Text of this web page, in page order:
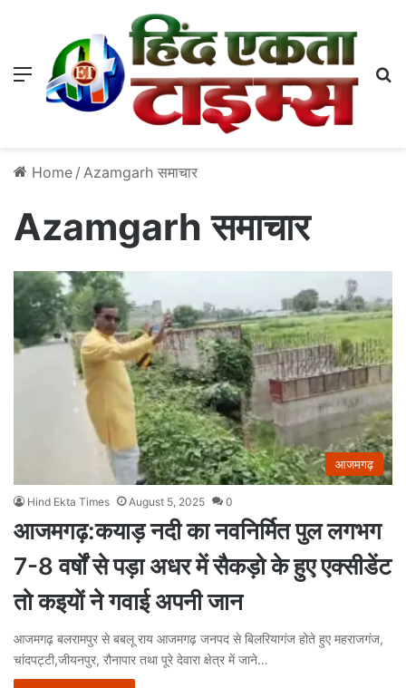
Menu
Home / Azamgarh समाचार
Azamgarh समाचार
आजमगढ़
Hind Ekta Times August 5, 2025 0
आजमगढ़:कयाड़ नदी का नवनिर्मित पुल लगभग
7-8 वर्षों से पड़ा अधर में सैकड़ो के हुए एक्सीडेंट
तो कइयों ने गवाई अपनी जान
आजमगढ़ बलरामपुर से बबलू राय आजमगढ़ जनपद से बिलरियागंज होते हुए महराजगंज,
चांदपट्टी,जीयनपुर, रौनापार तथा पूरे देवारा क्षेत्र में जाने…